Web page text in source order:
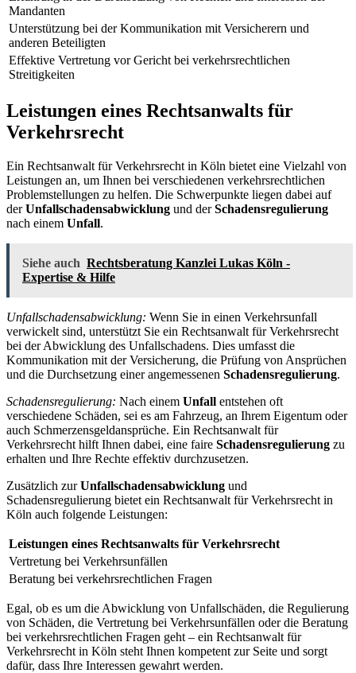
Mandanten
Unterstützung bei der Kommunikation mit Versicherern und
anderen Beteiligten
Effektive Vertretung vor Gericht bei verkehrsrechtlichen
Streitigkeiten
Leistungen eines Rechtsanwalts für
Verkehrsrecht
Ein Rechtsanwalt für Verkehrsrecht in Köln bietet eine Vielzahl von
Leistungen an, um Ihnen bei verschiedenen verkehrsrechtlichen
Problemstellungen zu helfen. Die Schwerpunkte liegen dabei auf
derUnfallschadensabwicklung und derSchadensregulierung
nach einem Unfall.
Siehe auch Rechtsberatung Kanzlei Lukas Köln -
Expertise & Hilfe
Unfallschadensabwicklung: Wenn Sie in einen Verkehrsunfall
verwickelt sind, unterstützt Sie ein Rechtsanwalt für Verkehrsrecht
bei der Abwicklung des Unfallschadens. Dies umfasst die
Kommunikation mit der Versicherung, die Prüfung von Ansprüchen
und die Durchsetzung einer angemessenen Schadensregulierung.
Schadensregulierung: Nach einem Unfall entstehen oft
verschiedene Schäden, sei es am Fahrzeug, an Ihrem Eigentum oder
auch Schmerzensgeldansprüche. Ein Rechtsanwalt für
Verkehrsrecht hilft Ihnen dabei, eine faire Schadensregulierung zu
erhalten und Ihre Rechte effektiv durchzusetzen.
Zusätzlich zurUnfallschadensabwicklung und
Schadensregulierung bietet ein Rechtsanwalt für Verkehrsrecht in
Köln auch folgende Leistungen:
Leistungen eines Rechtsanwalts für Verkehrsrecht
Vertretung bei Verkehrsunfällen
Beratung bei verkehrsrechtlichen Fragen
Egal, ob es um die Abwicklung von Unfallschäden, die Regulierung
von Schäden, die Vertretung bei Verkehrsunfällen oder die Beratung
bei verkehrsrechtlichen Fragen geht – ein Rechtsanwalt für
Verkehrsrecht in Köln steht Ihnen kompetent zur Seite und sorgt
dafür, dass Ihre Interessen gewahrt werden.